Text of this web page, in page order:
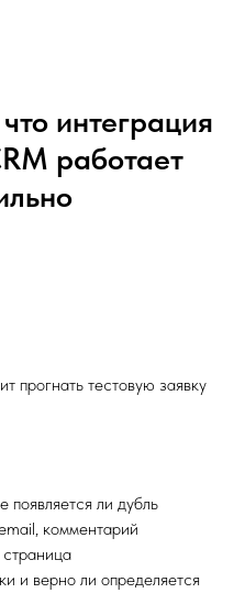
интеграция
работает
прогнать тестовую заявку
появляется ли дубль
комментарий
и верно ли определяется